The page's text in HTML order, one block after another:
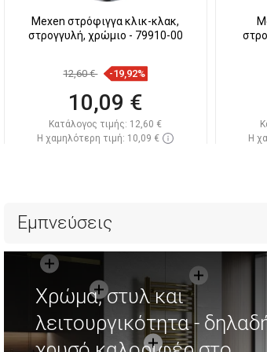
Mexen στρόφιγγα κλικ-κλακ,
στρογγυλή, χρώμιο - 79910-00
12,60 € -19,92%
10,09 €
Κατάλογος τιμής: 12,60 €
Η χαμηλότερη τιμή: 10,09 €
Η
Εμπνεύσεις
Χρώμα, στυλ και
λειτουργικότητα -